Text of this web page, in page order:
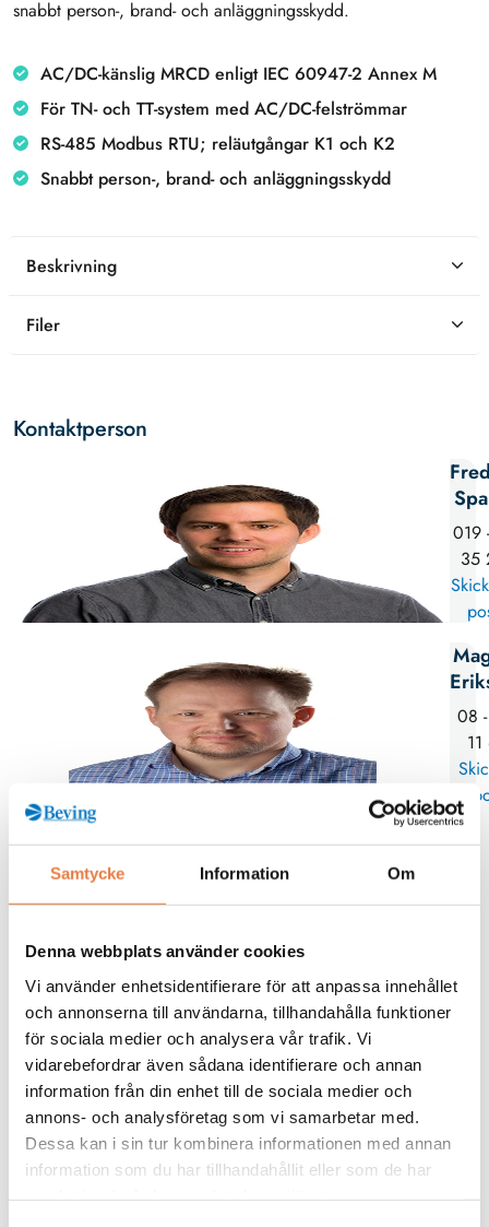
Samtycke Information Om
Denna webbplats använder cookies
Vi använder enhetsidentifierare för att anpassa innehållet
och annonserna till användarna, tillhandahålla funktioner
för sociala medier och analysera vår trafik. Vi
vidarebefordrar även sådana identifierare och annan
information från din enhet till de sociala medier och
annons- och analysföretag som vi samarbetar med.
Dessa kan i sin tur kombinera informationen med annan
information som du har tillhandahållit eller som de har
snabbt person-, brand- och anläggningsskydd.
AC/DC-känslig MRCD enligt IEC 60947-2 Annex M
För TN- och TT-system med AC/DC-felströmmar
RS-485 Modbus RTU; reläutgångar K1 och K2
Snabbt person-, brand- och anläggningsskydd
Beskrivning
Filer
Kontaktperson
019
35
08
Kurskategorier
Från kunskapsbanken